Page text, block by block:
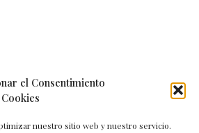
el Consentimiento
nuestro sitio web y nuestro servicio.